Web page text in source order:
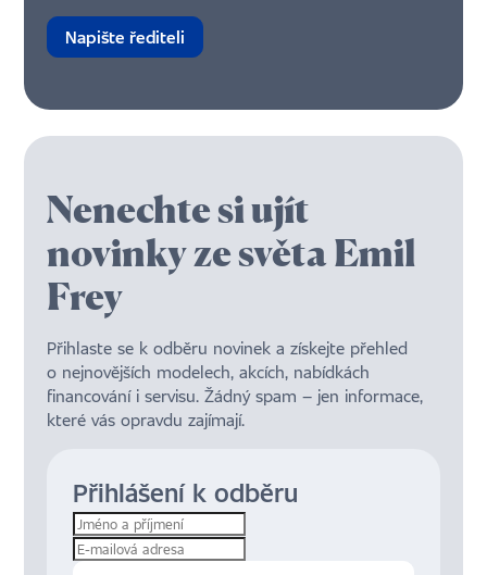
Napište řediteli
Nenechte si ujít
novinky ze světa Emil
Frey
Přihlaste se k odběru novinek a získejte přehled
o nejnovějších modelech, akcích, nabídkách
financování i servisu. Žádný spam – jen informace,
které vás opravdu zajímají.
Přihlášení k odběru